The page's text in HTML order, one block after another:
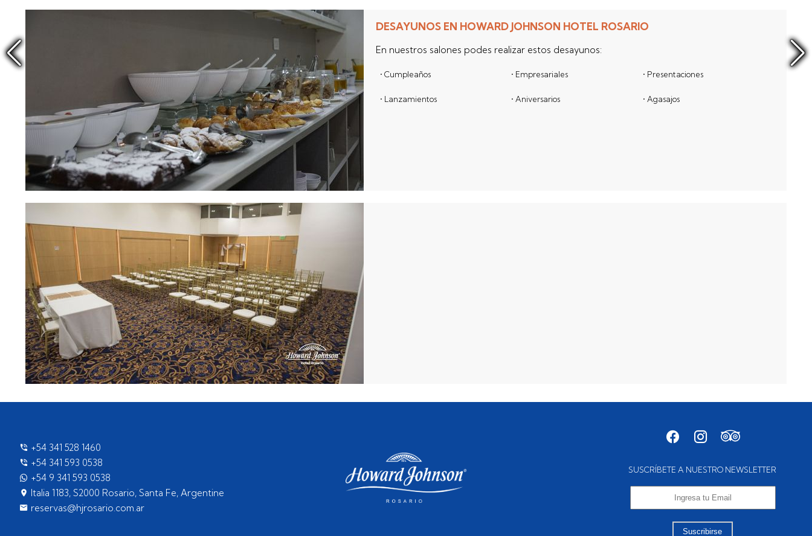
DESAYUNOS EN HOWARD JOHNSON HOTEL ROSARIO
En nuestros salones podes realizar estos desayunos:
• Cumpleaños • Empresariales • Presentaciones
• Lanzamientos • Aniversarios • Agasajos
+54 341 528 1460
+54 341 593 0538
+54 9 341 593 0538
Italia 1183, S2000 Rosario, Santa Fe, Argentine
reservas@hjrosario.com.ar
SUSCRÍBETE A NUESTRO NEWSLETTER
Suscribirse